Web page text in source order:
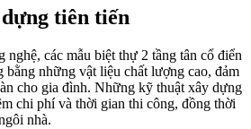
tiên tiến
nghệ, các mẫu biệt thự 2 tầng tân cổ điển
bằng những vật liệu chất lượng cao, đảm
cho gia đình. Những kỹ thuật xây dựng
chi phí và thời gian thi công, đồng thời
nhà.